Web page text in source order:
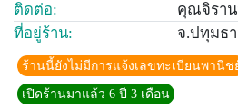
ติดต่อ:
คุณจิรา
ที่อยู่ร้าน:
จ.ปทุมธ
ร้านนี้ยังไม่มีการแจ้งเลขทะเบียนพานิช
เปิดร้านมาแล้ว 6 ปี 3 เดือน